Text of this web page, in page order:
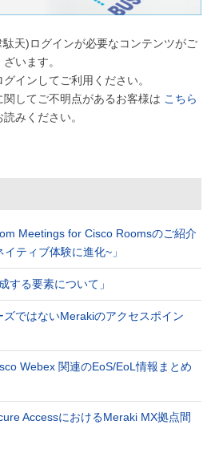
天)ログインが必要なコンテンツがご
ざいます。
インしてご利用ください。
してご不明点があるお客様は こちら
読みください。
Meetings for Cisco Roomsのご紹介
ティブ体験に進化~」
する要素について」
ではないMerakiのアクセスポイン
Webex 関連のEoS/EoL情報まとめ
AccessにおけるMeraki MX拠点間